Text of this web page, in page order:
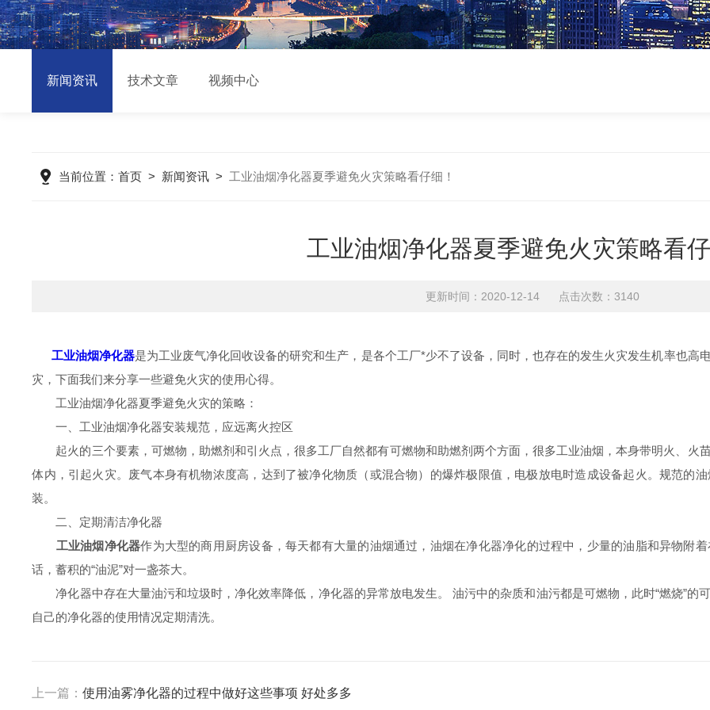
新闻资讯 技术文章 视频中心
当前位置：首页 > 新闻资讯 > 工业油烟净化器夏季避免火灾策略看仔细！
工业油烟净化器夏季避免火灾策略看
更新时间：2020-12-14 点击次数：3140
工业油烟净化器是为工业废气净化回收设备的研究和生产，是各个工厂*少不了设备，同时，也存在的发生火灾发生机率也高
灾，下面我们来分享一些避免火灾的使用心得。
工业油烟净化器夏季避免火灾的策略：
一、工业油烟净化器安装规范，应远离火控区
起火的三个要素，可燃物，助燃剂和引火点，很多工厂自然都有可燃物和助燃剂两个方面，很多工业油烟，本身带明火、火
体内，引起火灾。废气本身有机物浓度高，达到了被净化物质（或混合物）的爆炸极限值，电极放电时造成设备起火。规范的
装。
二、定期清洁净化器
工业油烟净化器作为大型的商用厨房设备，每天都有大量的油烟通过，油烟在净化器净化的过程中，少量的油脂和异物附
话，蓄积的“油泥”对一盏茶大。
净化器中存在大量油污和垃圾时，净化效率降低，净化器的异常放电发生。 油污中的杂质和油污都是可燃物，此时“燃烧”的
自己的净化器的使用情况定期清洗。
上一篇：使用油雾净化器的过程中做好这些事项 好处多多